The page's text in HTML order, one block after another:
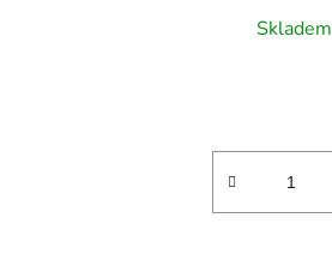
Skladem